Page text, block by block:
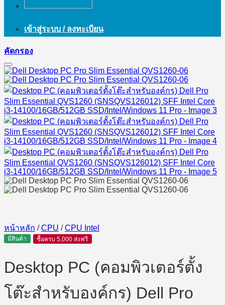
เข้าสู่ระบบ / ลงทะเบียน
คัดกรอง
หน้าหลัก / CPU / CPU Intel
มีสินค้า ซื้อครบ 5,000 ส่งฟรี
Desktop PC (คอมพิวเตอร์ตั้ง
โต๊ะสำหรับองค์กร) Dell Pro